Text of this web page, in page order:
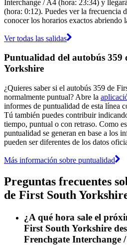
Interchange / A4 (hora: 23:34) y
(hora: 0:12). Puedes ver la frecuencia
conocer los horarios exactos abriendo
Ver todas las salidas
Puntualidad del autobús 359
Yorkshire
¿Quieres saber si el autobús 359 de
normalmente puntual? Abre la
informes de puntualidad de esta línea
Tú también puedes contribuir
tiempo, puntual o con retraso. Como
puntualidad se generan en base a los
pueden ser diferentes de los datos
Más información sobre puntualidad
Preguntas frecuentes
de First South
¿A qué hora sale el
First South Yorkshire
Frenchgate Interchange